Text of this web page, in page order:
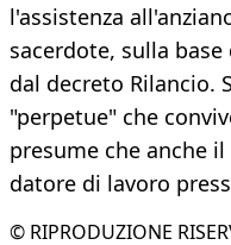
l'assistenza
sacerdote, sulla
dal decreto Rilancio.
"perpetue" che
presume che anche
datore di lavoro
© RIPRODUZIONE